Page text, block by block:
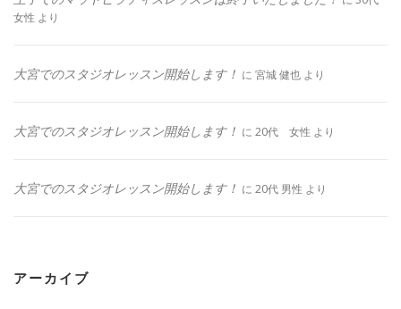
女性 より
大宮でのスタジオレッスン開始します！ に 宮城 健也 より
大宮でのスタジオレッスン開始します！ に 20代 女性 より
大宮でのスタジオレッスン開始します！ に 20代 男性 より
アーカイブ